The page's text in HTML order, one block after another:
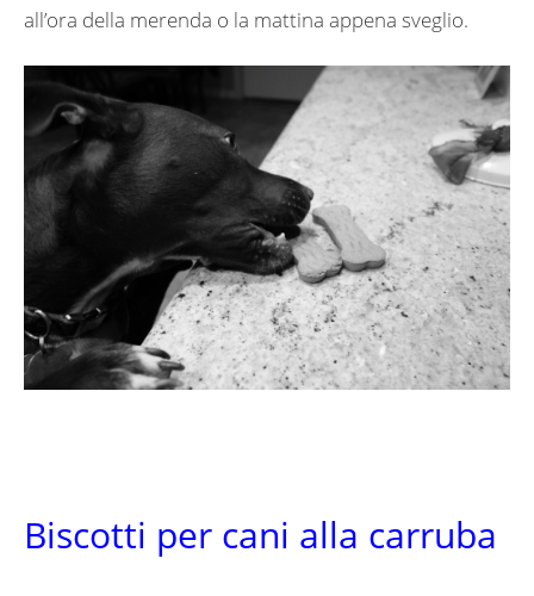
all’ora della merenda o la mattina appena sveglio.
Biscotti per cani alla carruba